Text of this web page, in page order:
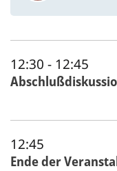
12:30 - 12:45
12:45
Ende der